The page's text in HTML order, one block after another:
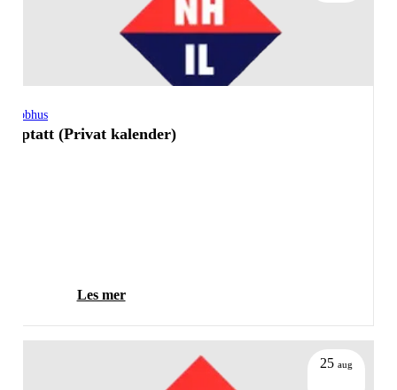
Klubbhus
Opptatt (Privat kalender)
Les mer
25 aug